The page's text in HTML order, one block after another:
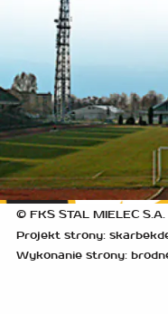
© FKS STAL MIELEC
Projekt strony:
Wykonanie strony: